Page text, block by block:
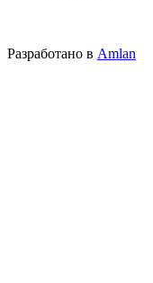
Разработано в Amlan